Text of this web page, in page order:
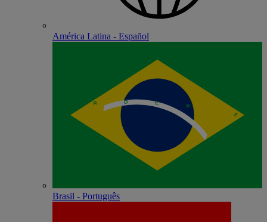
América Latina - Español
Brasil - Português